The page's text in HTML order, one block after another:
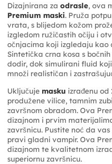
Dizajnirana za odrasle, ova
Premium maski. Pruža
vrata, s blijedom kožom
izgledom ružičastih očiju i
očnjacima koji izgledaju kao
Sintetička crna kosa s
dodir, dok simulirani fluid
množi realističan i
Uključuje masku izrađenu od
produžene vilice, tamnim
završnom obradom. Ova
dizajnom i prvim
završnicu. Pustite noć da
pravi gladni vampir. Ova
dizajnom te kvalitetnom
superiornu završnicu.